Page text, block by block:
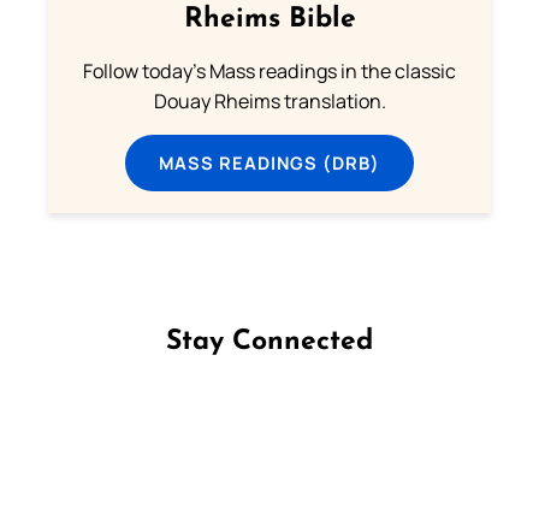
Rheims Bible
Follow today's Mass readings in the classic
Douay Rheims translation.
MASS READINGS (DRB)
Stay Connected